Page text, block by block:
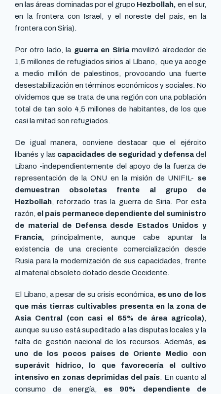
en las áreas dominadas por el grupo Hezbollah, en el sur,
en la frontera con Israel, y el noreste del país, en la
frontera con Siria).
Por otro lado, la guerra en Siriamovilizó alrededor de
1,5 millones de refugiados sirios al Líbano, que ya acoge
a medio millón de palestinos, provocando una fuerte
desestabilización en términos económicos y sociales. No
olvidemos que se trata de una región con una población
total de tan solo 4,5 millones de habitantes, de los que
casi la mitad son refugiados.
De igual manera, conviene destacar que el ejército
libanés y las capacidades de seguridad y defensa del
Líbano -independientemente del apoyo de la fuerza de
representación de la ONU en la misión de UNIFIL- se
demuestran obsoletas frente al grupo de
Hezbollah , reforzado tras la guerra de Siria. Por esta
razón, el país permanece dependiente del suministro
de material de Defensa desde Estados Unidos y
Francia, principalmente, aunque cabe apuntar la
existencia de una creciente comercialización desde
Rusia para la modernización de sus capacidades, frente
al material obsoleto dotado desde Occidente.
El Líbano, a pesar de su crisis económica, es uno de los
que más tierras cultivables presenta en la zona de
Asia Central (con casi el 65% de área agrícola)
aunque su uso está supeditado a las disputas locales y la
falta de gestión nacional de los recursos. Además, es
uno de los pocos países de Oriente Medio con
superávit hídrico, lo que favorecería el cultivo
intensivo en zonas deprimidas del país . En cuanto al
consumo de energía, es 90% dependiente de